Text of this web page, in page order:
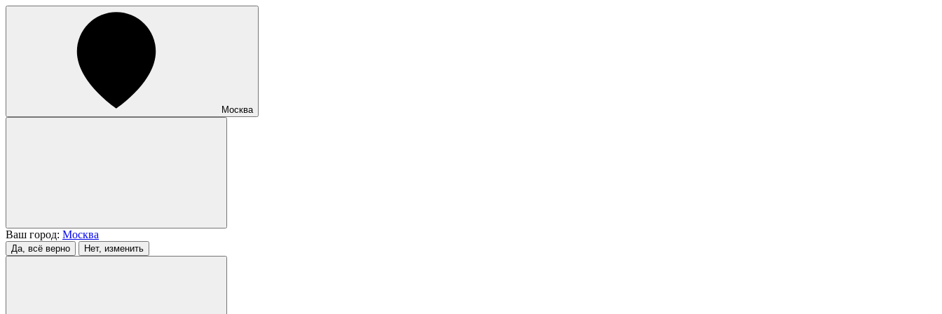
Москва
Ваш город: Москва
Да, всё верно Нет, изменить